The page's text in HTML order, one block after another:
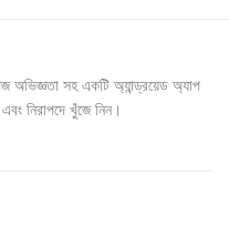
সহ একটি অ্যান্ড্রয়েড অ্যাপ
নিরাপদে খুঁজে নিন।